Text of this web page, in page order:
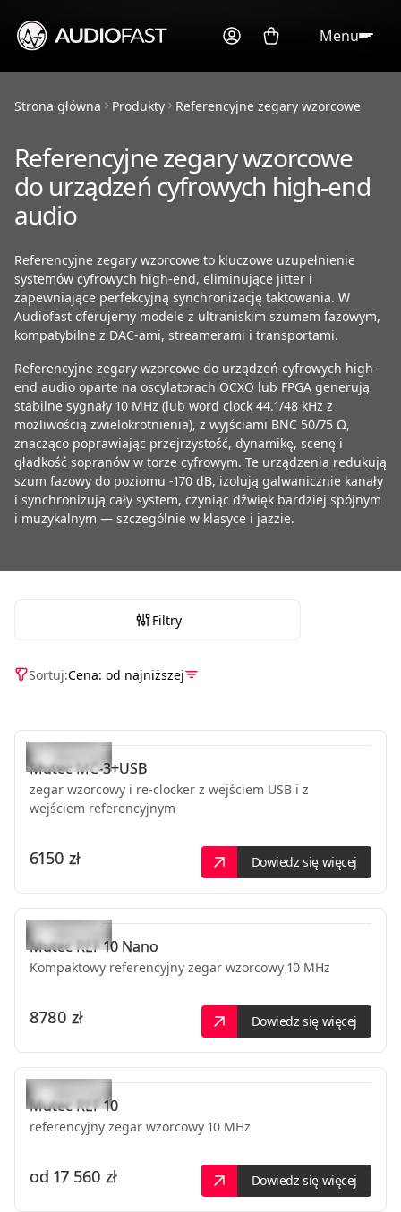
Menu
Strona główna Produkty Referencyjne zegary wzorcowe
Referencyjne zegary wzorcowe
do urządzeń cyfrowych high-end
audio
Referencyjne zegary wzorcowe to kluczowe uzupełnienie
systemów cyfrowych high-end, eliminujące jitter i
zapewniające perfekcyjną synchronizację taktowania. W
Audiofast oferujemy modele z ultraniskim szumem fazowym,
kompatybilne z DAC-ami, streamerami i transportami.
Referencyjne zegary wzorcowe do urządzeń cyfrowych high-
end audio oparte na oscylatorach OCXO lub FPGA generują
stabilne sygnały 10 MHz (lub word clock 44.1/48 kHz z
możliwością zwielokrotnienia), z wyjściami BNC 50/75 Ω,
znacząco poprawiając przejrzystość, dynamikę, scenę i
gładkość sopranów w torze cyfrowym. Te urządzenia redukują
szum fazowy do poziomu -170 dB, izolują galwanicznie kanały
i synchronizują cały system, czyniąc dźwięk bardziej spójnym
i muzykalnym — szczególnie w klasyce i jazzie.
Filtry
Sortuj:Cena: od najniższej
MutecMC-3+USB
zegar wzorcowy i re-clocker z wejściem USB i z
wejściem referencyjnym
6150 zł Dowiedz się więcej
MutecREF 10 Nano
Kompaktowy referencyjny zegar wzorcowy 10 MHz
8780 zł Dowiedz się więcej
MutecREF 10
referencyjny zegar wzorcowy 10 MHz
od 17 560 zł Dowiedz się więcej